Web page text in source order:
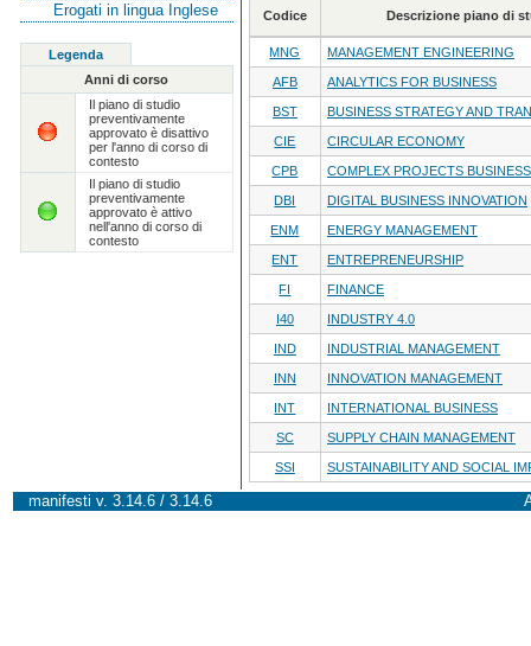
Erogati in lingua Inglese
Legenda
Anni di corso
Il piano di studio
preventivamente
approvato è disattivo
per l'anno di corso di
contesto
Il piano di studio
preventivamente
approvato è attivo
nell'anno di corso di
contesto
Codice Descrizione piano di
MNG MANAGEMENT ENGINEERING
AFB ANALYTICS FOR BUSINESS
BST BUSINESS STRATEGY AND
CIE CIRCULAR ECONOMY
CPB COMPLEX PROJECTS BUSINESS
DBI DIGITAL BUSINESS INNOVATION
ENM ENERGY MANAGEMENT
ENT ENTREPRENEURSHIP
FI FINANCE
I40 INDUSTRY 4.0
IND INDUSTRIAL MANAGEMENT
INN INNOVATION MANAGEMENT
INT INTERNATIONAL BUSINESS
SC SUPPLY CHAIN MANAGEMENT
SSI SUSTAINABILITY AND SOCIAL
manifesti v. 3.14.6 / 3.14.6